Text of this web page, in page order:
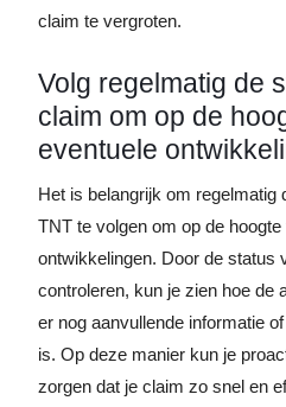
claim te vergroten.
Volg regelmatig de
claim om op de
eventuele
Het is belangrijk om regelmatig
TNT te volgen om op de
ontwikkelingen. Door de status
controleren, kun je zien hoe de
er nog aanvullende informatie
is. Op deze manier kun je
zorgen dat je claim zo snel en